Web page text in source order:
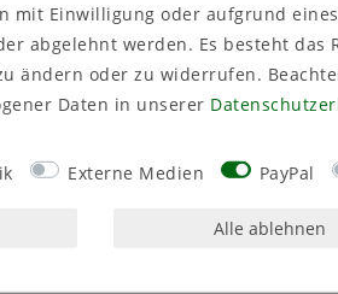
mit Einwilligung oder aufgrund
abgelehnt werden. Es besteht
ändern oder zu widerrufen.
Daten in unserer
Externe Medien PayPal
Alle ablehnen